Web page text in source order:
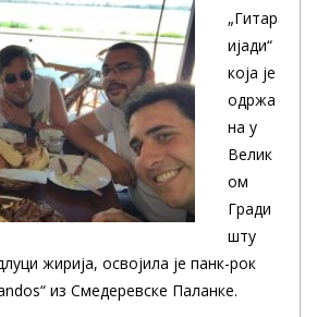
„Гитар
ијади“
која је
одржа
на у
Велик
ом
Гради
шту
жирија, освојила је панк-рок
из Смедеревске Паланке.